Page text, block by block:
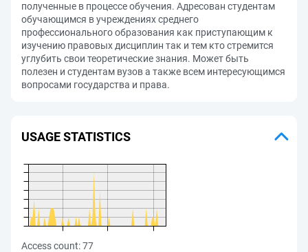
полученные в процессе обучения. Адресован студентам
обучающимся в учреждениях среднего
профессионального образования как приступающим к
изучению правовых дисциплин так и тем кто стремится
углубить свои теоретические знания. Может быть
полезен и студентам вузов а также всем интересующимся
вопросами государства и права.
USAGE STATISTICS
Access count:77